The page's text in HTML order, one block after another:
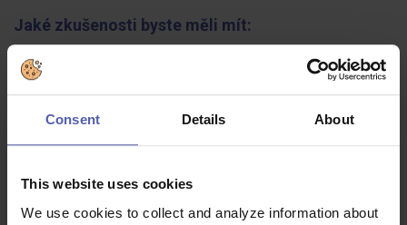
Consent Details About
This website uses cookies
We use cookies to collect and analyze information about
Jaké zkušenosti byste měli mít:
Smysl pro obchod.
Ochotu pracovat ve venkovním prostředí.
Řidičský průkaz skupiny B.
Co dostanete na oplátku:
Garantovaný výdělek 50 000 Kč ve zkušební době pro